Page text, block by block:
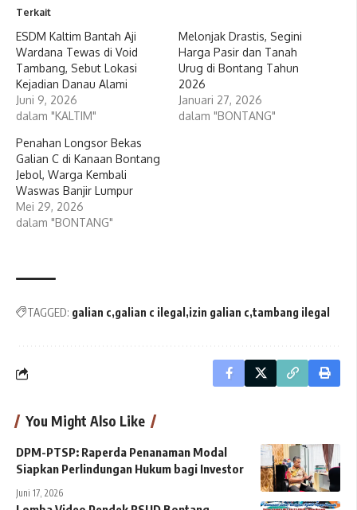
Terkait
ESDM Kaltim Bantah Aji
Wardana Tewas di Void
Tambang, Sebut Lokasi
Kejadian Danau Alami
Juni 9, 2026
dalam "KALTIM"
Melonjak Drastis, Segini
Harga Pasir dan Tanah
Urug di Bontang Tahun
2026
Januari 27, 2026
dalam "BONTANG"
Penahan Longsor Bekas
Galian C di Kanaan Bontang
Jebol, Warga Kembali
Waswas Banjir Lumpur
Mei 29, 2026
dalam "BONTANG"
TAGGED: galian c galian c ilegal izin galian c tambang ilegal
You Might Also Like
DPM-PTSP: Raperda Penanaman Modal
Siapkan Perlindungan Hukum bagi Investor
Juni 17, 2026